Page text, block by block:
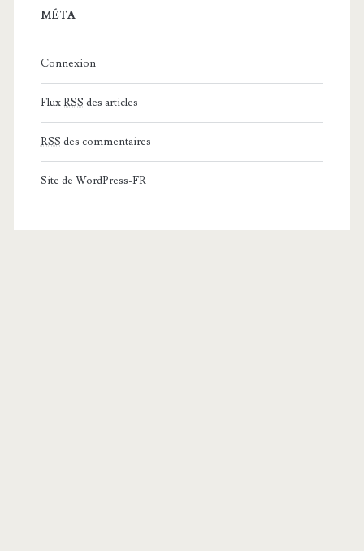
MÉTA
Connexion
FluxRSS des articles
RSS des commentaires
Site de WordPress-FR